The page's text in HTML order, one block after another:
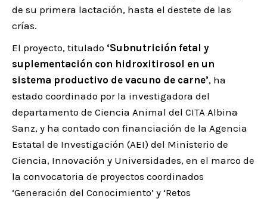
de su primera lactación, hasta el destete de las
crías.
El proyecto, titulado ‘Subnutrición fetal y
suplementación con hidroxitirosol en un
sistema productivo de vacuno de carne’, ha
estado coordinado por la investigadora del
departamento de Ciencia Animal del CITA Albina
Sanz, y ha contado con financiación de la Agencia
Estatal de Investigación (AEI) del Ministerio de
Ciencia, Innovación y Universidades, en el marco de
la convocatoria de proyectos coordinados
‘Generación del Conocimiento’ y ‘Retos